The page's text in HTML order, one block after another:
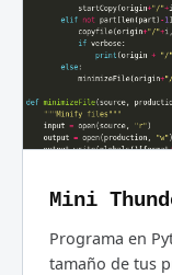
Mini
Programa en
tamaño de tus